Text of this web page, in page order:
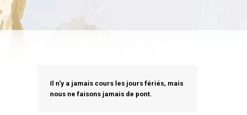
Il n'y a jamais cours les jours fériés, mais
nous ne faisons jamais de pont.